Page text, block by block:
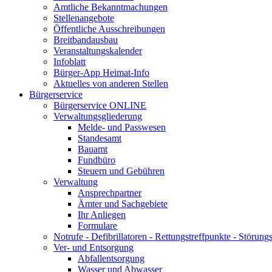
Amtliche Bekanntmachungen
Stellenangebote
Öffentliche Ausschreibungen
Breitbandausbau
Veranstaltungskalender
Infoblatt
Bürger-App Heimat-Info
Aktuelles von anderen Stellen
Bürgerservice
Bürgerservice ONLINE
Verwaltungsgliederung
Melde- und Passwesen
Standesamt
Bauamt
Fundbüro
Steuern und Gebühren
Verwaltung
Ansprechpartner
Ämter und Sachgebiete
Ihr Anliegen
Formulare
Notrufe - Defibrillatoren - Rettungstreffpunkte -
Ver- und Entsorgung
Abfallentsorgung
Wasser und Abwasser